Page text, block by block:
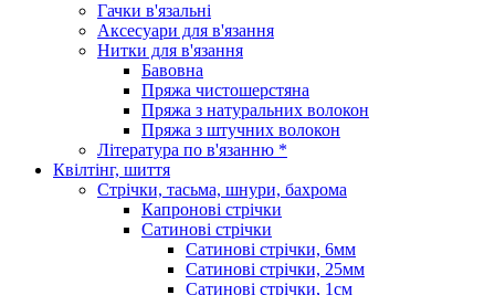
Гачки в'язальні
Аксесуари для в'язання
Нитки для в'язання
Бавовна
Пряжа чистошерстяна
Пряжа з натуральних волокон
Пряжа з штучних волокон
Література по в'язанню *
Квілтінг, шиття
Стрічки, тасьма, шнури, бахрома
Капронові стрічки
Сатинові стрічки
Сатинові стрічки, 6мм
Сатинові стрічки, 25мм
Сатинові стрічки, 1см